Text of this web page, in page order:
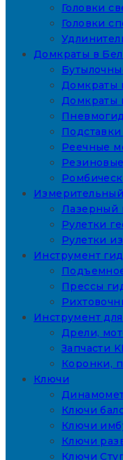
Головки
Головки
Домкраты в
Домкраты
Домкраты
Реечные
Лазерный
Рулетки
Рулетки
Инструмент
Прессы
Инструмент
Дрели,
Запчасти
Коронки,
Ключи
Ключи
Ключи
Ключи
Ключи